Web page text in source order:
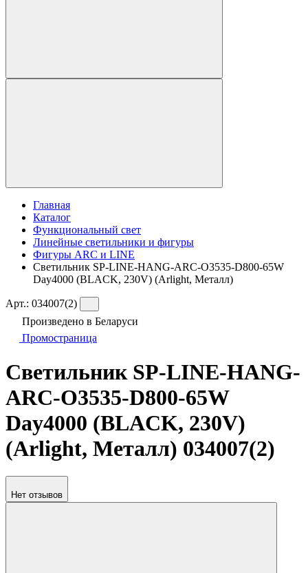
Главная
Каталог
Функциональный свет
Линейные светильники и фигуры
Фигуры ARC и LINE
Светильник SP-LINE-HANG-ARC-O3535-D800-65W
Day4000 (BLACK, 230V) (Arlight, Металл)
Арт.: 034007(2)
Произведено в Беларуси
Промостраница
Светильник SP-LINE-HANG-
ARC-O3535-D800-65W
Day4000 (BLACK, 230V)
(Arlight, Металл) 034007(2)
Нет отзывов